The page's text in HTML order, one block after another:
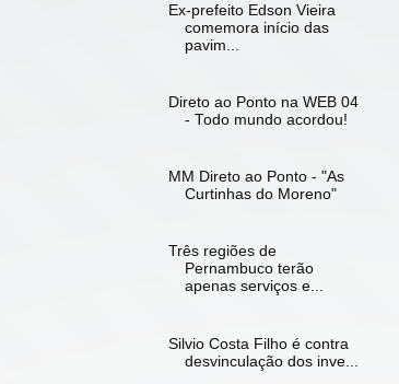
Ex-prefeito Edson Vieira
comemora início das
pavim...
Direto ao Ponto na WEB 04
- Todo mundo acordou!
MM Direto ao Ponto - "As
Curtinhas do Moreno"
Três regiões de
Pernambuco terão
apenas serviços e...
Silvio Costa Filho é contra
desvinculação dos inve...